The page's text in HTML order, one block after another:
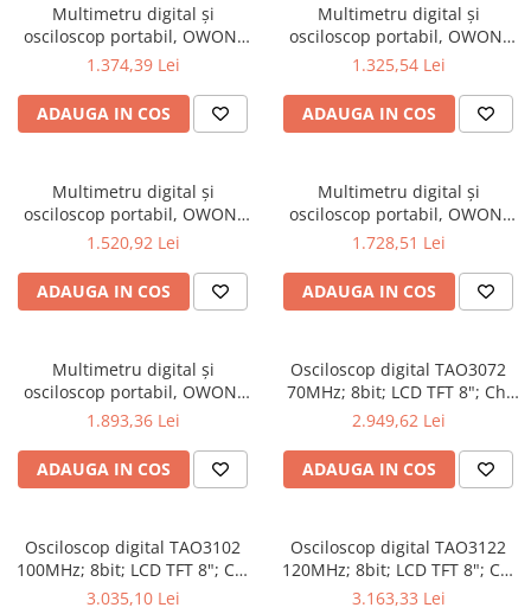
Multimetru digital și
osciloscop portabil, OWON,
HDS272S, 200mV-1kV, 200mA-
1.374,39 Lei
ADAUGA IN COS
Multimetru digital și
osciloscop portabil, OWON,
HDS2102, 200mV-1kV, 200mA-
1.325,54 Lei
ADAUGA IN COS
Multimetru digital și
osciloscop portabil, OWON,
HDS2102S, 200mV-1kV,
1.520,92 Lei
ADAUGA IN COS
Multimetru digital și
osciloscop portabil, OWON,
HDS2202, 200mV-1kV, 200mA-
1.728,51 Lei
ADAUGA IN COS
Multimetru digital și
osciloscop portabil, OWON,
HDS2202S, 200mV-1kV,
1.893,36 Lei
ADAUGA IN COS
Osciloscop digital TAO3072
70MHz; 8bit; LCD TFT 8"; Ch:
2; 1Gsps; 40Mpts sustinand
2.949,62 Lei
ADAUGA IN COS
Osciloscop digital TAO3102
100MHz; 8bit; LCD TFT 8"; Ch:
2; 1Gsps; 40Mpts pentru a
3.035,10 Lei
Osciloscop digital TAO3122
120MHz; 8bit; LCD TFT 8"; Ch:
2; 1Gsps; 40Mpts ce include
3.163,33 Lei